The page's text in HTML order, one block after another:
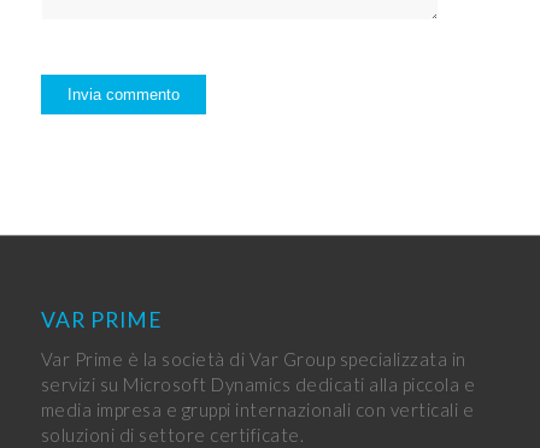
VAR PRIME
Var Prime è la società di Var Group specializzata in
servizi su Microsoft Dynamics dedicati alla piccola e
media impresa e gruppi internazionali con verticali e
soluzioni di settore certificate.